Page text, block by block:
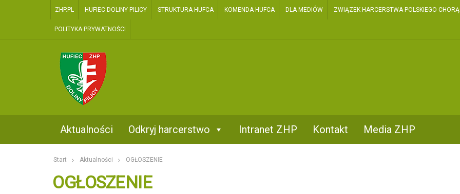
ZHP.PL HUFIEC DOLINY PILICY STRUKTURA HUFCA KOMENDA HUFCA DLA MEDIÓW ZWIĄZEK HARCERSTWA POLSKIEGO
POLITYKA PRYWATNOŚCI
Aktualności Odkryj harcerstwo Intranet ZHP Kontakt Media ZHP
Start Aktualności OGŁOSZENIE
OGŁOSZENIE